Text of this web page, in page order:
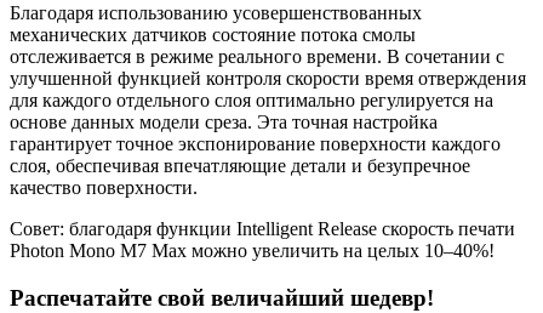
Благодаря использованию усовершенствованных
механических датчиков состояние потока смолы
отслеживается в режиме реального времени. В сочетании с
улучшенной функцией контроля скорости время отверждения
для каждого отдельного слоя оптимально регулируется на
основе данных модели среза. Эта точная настройка
гарантирует точное экспонирование поверхности каждого
слоя, обеспечивая впечатляющие детали и безупречное
качество поверхности.
Совет: благодаря функции Intelligent Release скорость печати
Photon Mono M7 Max можно увеличить на целых 10–40%!
Распечатайте свой величайший шедевр!